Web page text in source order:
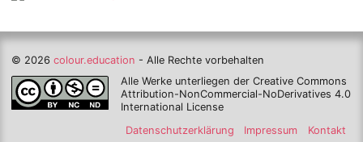
© 2026 colour.education - Alle Rechte vorbehalten
Alle Werke unterliegen der Creative Commons
Attribution-NonCommercial-NoDerivatives 4.0
International License
Datenschutzerklärung
Impressum Kontakt